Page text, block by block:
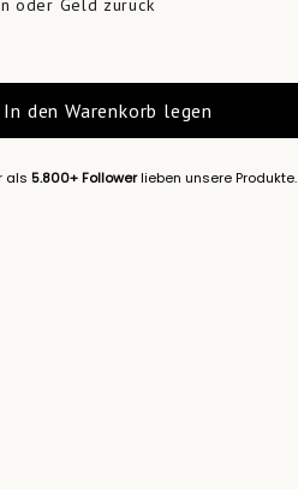
oder Geld zurück
In den Warenkorb legen
als 5.800+ Followerlieben unsere Produkte.